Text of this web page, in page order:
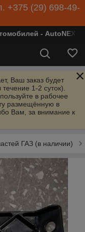
+375 (29) 698-49-
- AutoNEXT
Ваш заказ будет
1-2 суток).
в рабочее
размещённую в
Вам, за внимание к
ГАЗ (в наличии)